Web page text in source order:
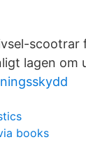
scootrar
lagen om
books